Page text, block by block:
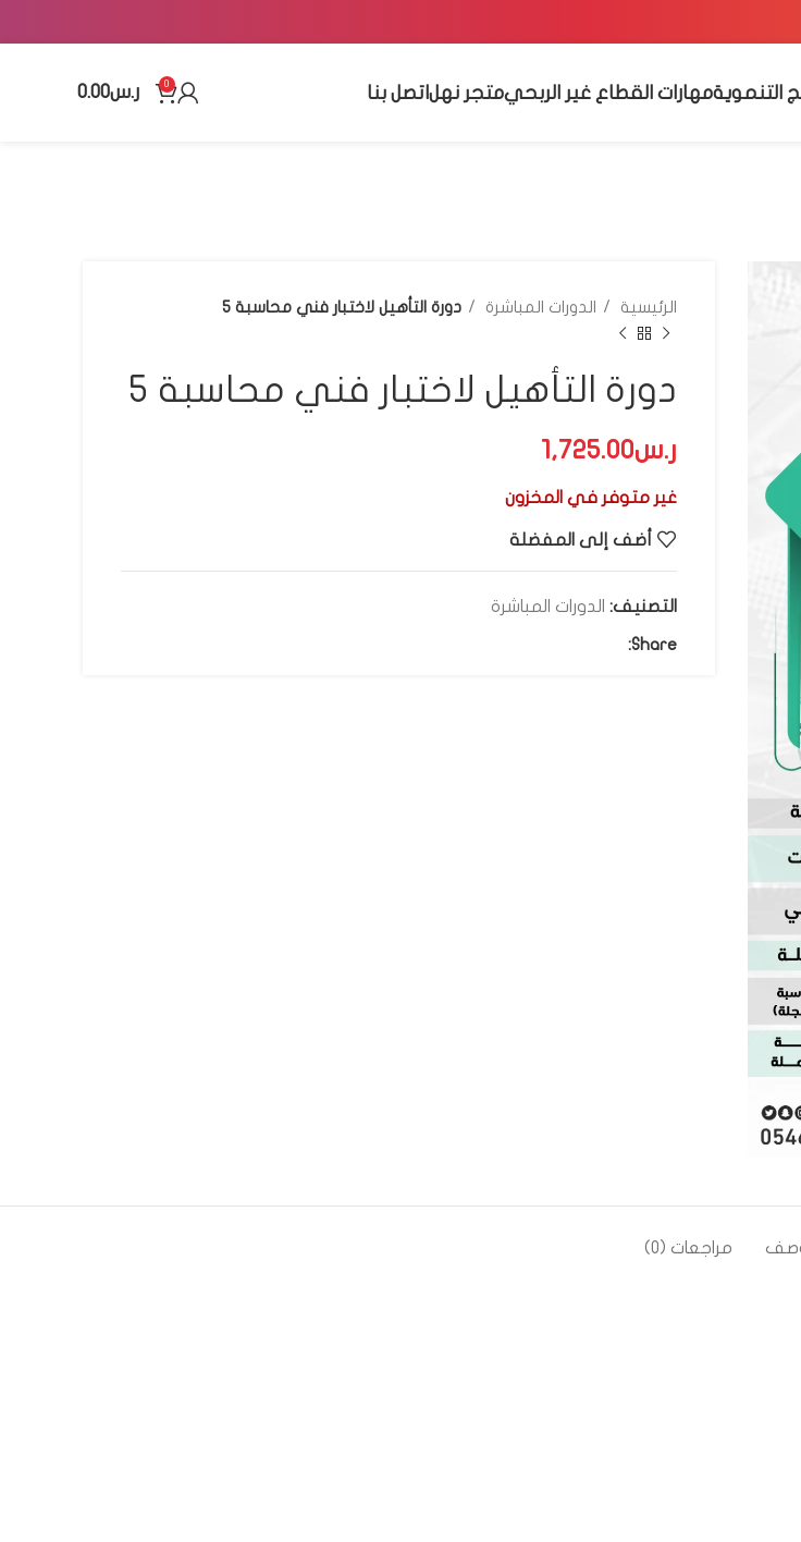
التنمويةمهارات القطاع غير الربحيمتجر نهلاتصل بنا 0 ر.س0.00
الرئيسية الدورات المباشرة دورة التأهيل لاختبار فني محاسبة ٥
دورة التأهيل لاختبار فني محاسبة ٥
ر.س
غير متوفر في المخزون
أضف إلى المفضلة
التصنيف: الدورات المباشرة
Share:
مراجعات (0)